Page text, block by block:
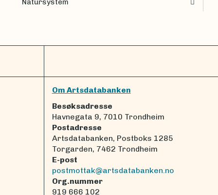
Natursystem
Om Artsdatabanken
Besøksadresse
Havnegata 9, 7010 Trondheim
Postadresse
Artsdatabanken, Postboks 1285
Torgarden, 7462 Trondheim
E-post
postmottak@artsdatabanken.no
Org.nummer
919 666 102